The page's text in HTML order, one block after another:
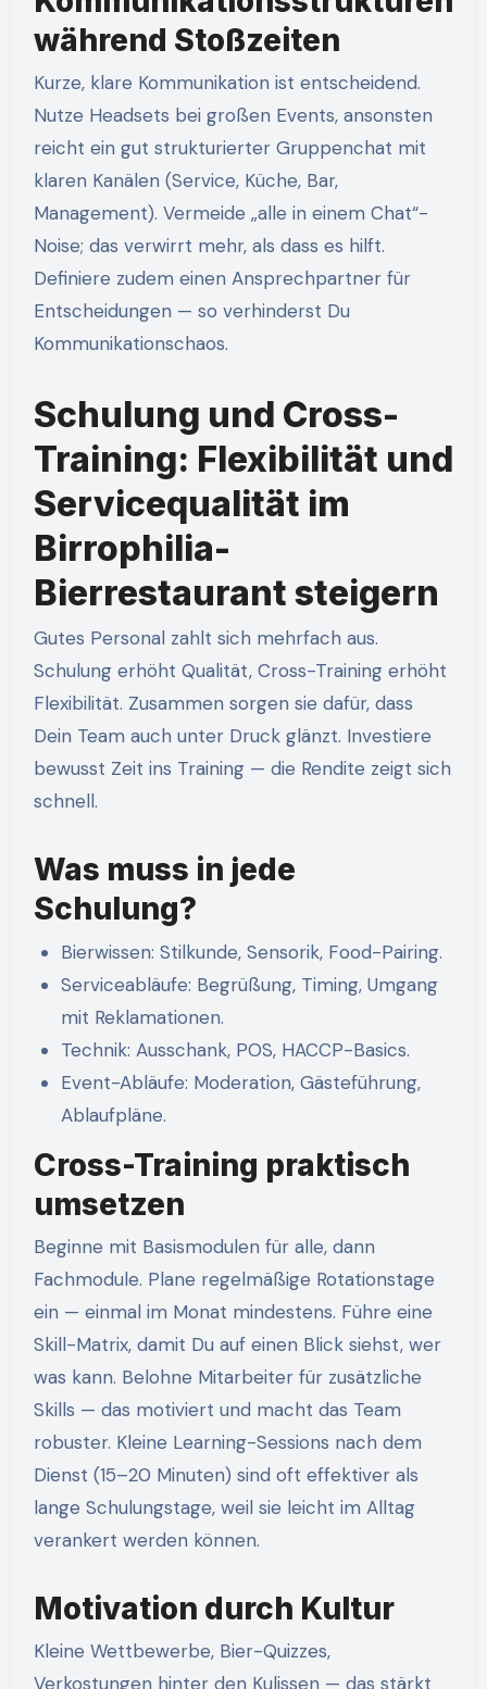
während Stoßzeiten
Kurze, klare Kommunikation ist entscheidend.
Nutze Headsets bei großen Events, ansonsten
reicht ein gut strukturierter Gruppenchat mit
klaren Kanälen (Service, Küche, Bar,
Management). Vermeide „alle in einem Chat“-
Noise; das verwirrt mehr, als dass es hilft.
Definiere zudem einen Ansprechpartner für
Entscheidungen — so verhinderst Du
Kommunikationschaos.
Schulung und Cross-
Training: Flexibilität und
Servicequalität im
Birrophilia-
Bierrestaurant steigern
Gutes Personal zahlt sich mehrfach aus.
Schulung erhöht Qualität, Cross-Training erhöht
Flexibilität. Zusammen sorgen sie dafür, dass
Dein Team auch unter Druck glänzt. Investiere
bewusst Zeit ins Training — die Rendite zeigt sich
schnell.
Was muss in jede
Schulung?
Bierwissen: Stilkunde, Sensorik, Food-Pairing.
Serviceabläufe: Begrüßung, Timing, Umgang
mit Reklamationen.
Technik: Ausschank, POS, HACCP-Basics.
Event-Abläufe: Moderation, Gästeführung,
Ablaufpläne.
Cross-Training praktisch
umsetzen
Beginne mit Basismodulen für alle, dann
Fachmodule. Plane regelmäßige Rotationstage
ein — einmal im Monat mindestens. Führe eine
Skill-Matrix, damit Du auf einen Blick siehst, wer
was kann. Belohne Mitarbeiter für zusätzliche
Skills — das motiviert und macht das Team
robuster. Kleine Learning-Sessions nach dem
Dienst (15–20 Minuten) sind oft effektiver als
lange Schulungstage, weil sie leicht im Alltag
verankert werden können.
Motivation durch Kultur
Kleine Wettbewerbe, Bier-Quizzes,
Verkostungen hinter den Kulissen — das stärkt